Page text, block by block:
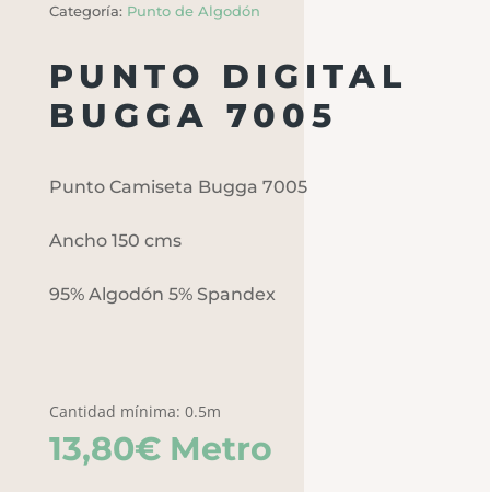
Categoría: Punto de Algodón
PUNTO DIGITAL
BUGGA 7005
Punto Camiseta Bugga 7005
Ancho 150 cms
95% Algodón 5% Spandex
Cantidad mínima: 0.5m
13,80€ Metro